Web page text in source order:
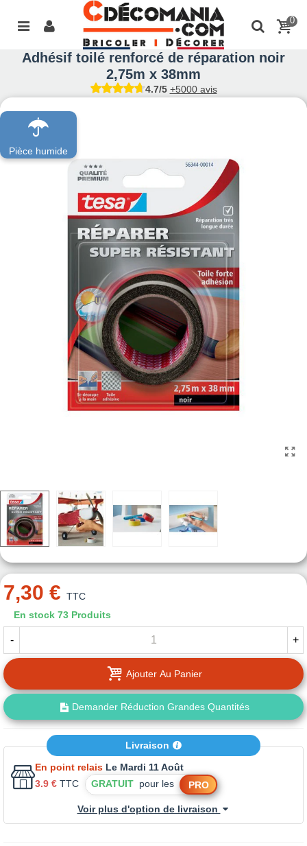
0
Adhésif toilé renforcé de réparation noir
2,75m x 38mm
4.7/5 +5000 avis
Pièce humide
7,30 € TTC
En stock 73 Produits
- +
Ajouter Au Panier
Demander Réduction Grandes Quantités
Livraison
En point relais Le Mardi 11 Août
3.9 € TTC GRATUIT pour les PRO
Voir plus d'option de livraison